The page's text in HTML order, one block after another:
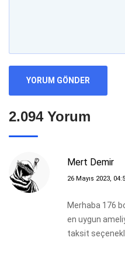
2.094 Yorum
Mert Demir
26 Mayıs 2023,
Merhaba 176
en uygun
taksit